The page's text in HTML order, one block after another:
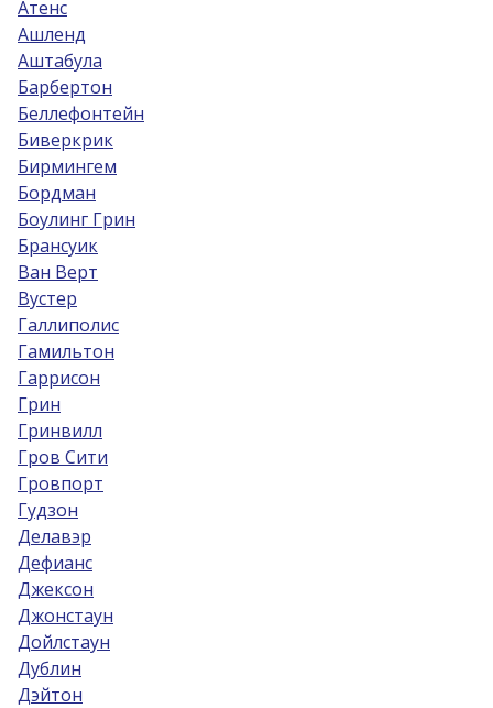
Атенс
Ашленд
Аштабула
Барбертон
Беллефонтейн
Биверкрик
Бирмингем
Бордман
Боулинг Грин
Брансуик
Ван Верт
Вустер
Галлиполис
Гамильтон
Гаррисон
Грин
Гринвилл
Гров Сити
Гровпорт
Гудзон
Делавэр
Дефианс
Джексон
Джонстаун
Дойлстаун
Дублин
Дэйтон